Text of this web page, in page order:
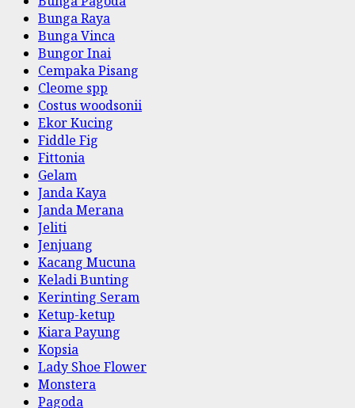
Bunga Raya
Bunga Vinca
Bungor Inai
Cempaka Pisang
Cleome spp
Costus woodsonii
Ekor Kucing
Fiddle Fig
Fittonia
Gelam
Janda Kaya
Janda Merana
Jeliti
Jenjuang
Kacang Mucuna
Keladi Bunting
Kerinting Seram
Ketup-ketup
Kiara Payung
Kopsia
Lady Shoe Flower
Monstera
Pagoda